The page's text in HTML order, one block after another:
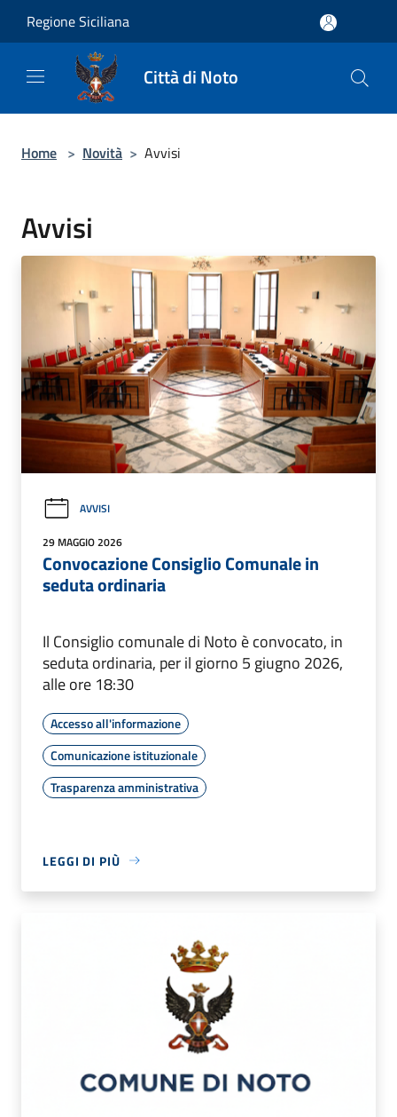
Regione Siciliana
Città di Noto
Home > Novità > Avvisi
Avvisi
AVVISI
29 MAGGIO 2026
Convocazione Consiglio Comunale in
seduta ordinaria
Il Consiglio comunale di Noto è convocato, in
seduta ordinaria, per il giorno 5 giugno 2026,
alle ore 18:30
Accesso all'informazione
Comunicazione istituzionale
Trasparenza amministrativa
LEGGI DI PIÙ